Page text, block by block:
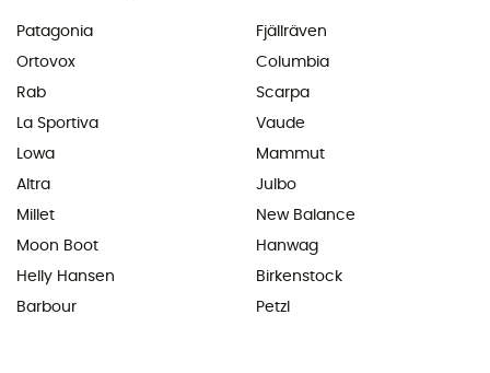
Patagonia
Ortovox
Rab
La Sportiva
Lowa
Altra
Millet
Moon Boot
Helly Hansen
Barbour
Fjällräven
Columbia
Scarpa
Vaude
Mammut
Julbo
New Balance
Hanwag
Birkenstock
Petzl